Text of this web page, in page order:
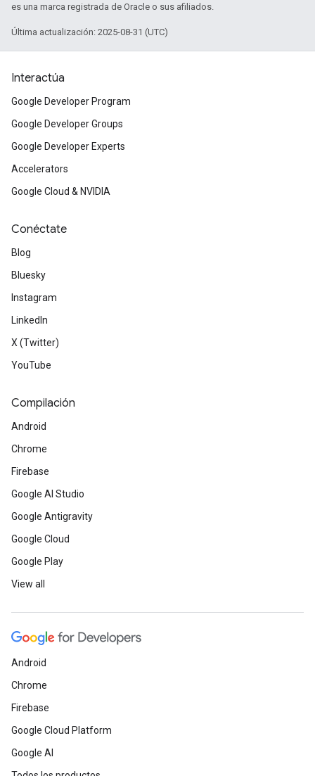
es una marca registrada de Oracle o sus afiliados.
Última actualización: 2025-08-31 (UTC)
Interactúa
Google Developer Program
Google Developer Groups
Google Developer Experts
Accelerators
Google Cloud & NVIDIA
Conéctate
Blog
Bluesky
Instagram
LinkedIn
X (Twitter)
YouTube
Compilación
Android
Chrome
Firebase
Google AI Studio
Google Antigravity
Google Cloud
Google Play
View all
Android
Chrome
Firebase
Google Cloud Platform
Google AI